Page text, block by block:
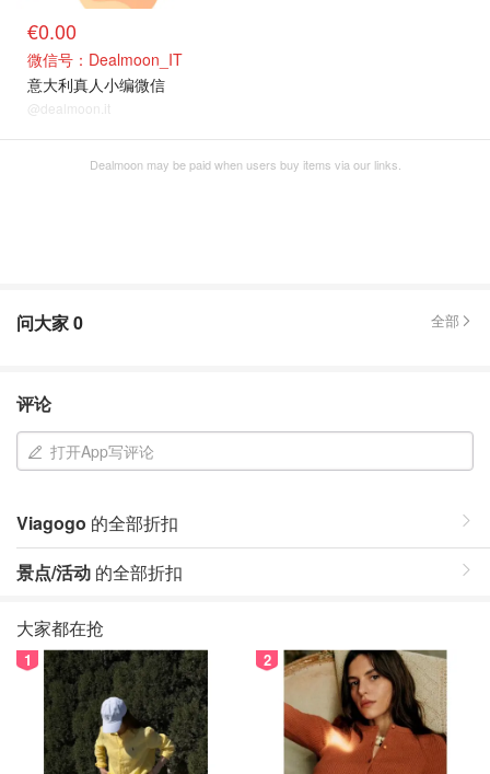
€0.00
微信号：Dealmoon_IT
意大利真人小编微信
@dealmoon.it
Dealmoon may be paid when users buy items via our links.
问大家0 全部
评论
打开App写评论
Viagogo 的全部折扣
景点/活动 的全部折扣
大家都在抢
1 2